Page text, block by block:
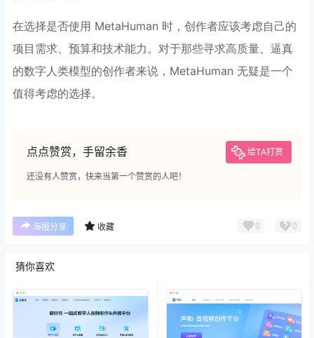
在选择是否使用 MetaHuman 时，创作者应该考虑自己的
项目需求、预算和技术能力。对于那些寻求高质量、逼真
的数字人类模型的创作者来说，MetaHuman 无疑是一个
值得考虑的选择。
点点赞赏，手留余香 给TA打赏
还没有人赞赏，快来当第一个赞赏的人吧！
海报分享 收藏 0 0
猜你喜欢